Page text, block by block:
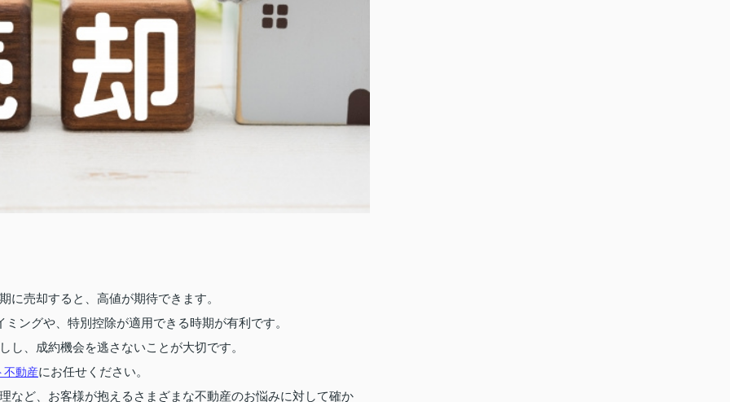
に売却すると、高値が期待できます。
ングや、特別控除が適用できる時期が有利です。
、成約機会を逃さないことが大切です。
不動産にお任せください。
など、お客様が抱えるさまざまな不動産のお悩みに対して確か